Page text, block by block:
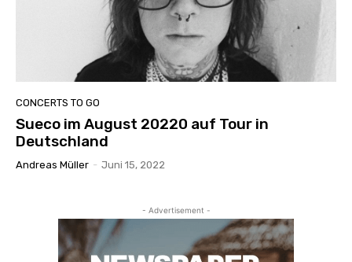
CONCERTS TO GO
Sueco im August 20220 auf Tour in
Deutschland
Andreas Müller - Juni 15, 2022
- Advertisement -